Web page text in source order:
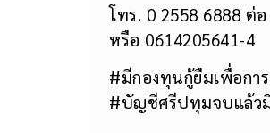
โทร. 0 2558 6888 ต่
หรือ 0614205641-4
#มีกองทุนกู้ยืมเพื่อกา
#บัญชีศรีปทุมจบแล้ว